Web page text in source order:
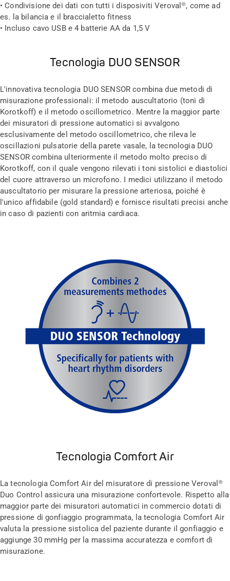
• Condivisione dei dati con tutti i disposiviti Veroval®, come ad
es. la bilancia e il braccialetto fitness
• Incluso cavo USB e 4 batterie AA da 1,5 V
Tecnologia DUO SENSOR
L'innovativa tecnologia DUO SENSOR combina due metodi di
misurazione professionali: il metodo auscultatorio (toni di
Korotkoff) e il metodo oscillometrico. Mentre la maggior parte
dei misuratori di pressione automatici si avvalgono
esclusivamente del metodo oscillometrico, che rileva le
oscillazioni pulsatorie della parete vasale, la tecnologia DUO
SENSOR combina ulteriormente il metodo molto preciso di
Korotkoff, con il quale vengono rilevati i toni sistolici e diastolici
del cuore attraverso un microfono. I medici utilizzano il metodo
auscultatorio per misurare la pressione arteriosa, poiché è
l'unico affidabile (gold standard) e fornisce risultati precisi anche
in caso di pazienti con aritmia cardiaca.
Tecnologia Comfort Air
La tecnologia Comfort Air del misuratore di pressione Veroval®
Duo Control assicura una misurazione confortevole. Rispetto alla
maggior parte dei misuratori automatici in commercio dotati di
pressione di gonfiaggio programmata, la tecnologia Comfort Air
valuta la pressione sistolica del paziente durante il gonfiaggio e
aggiunge 30 mmHg per la massima accuratezza e comfort di
misurazione.